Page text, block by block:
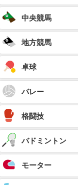
中央競馬
地方競馬
卓球
バレー
格闘技
バドミントン
モーター